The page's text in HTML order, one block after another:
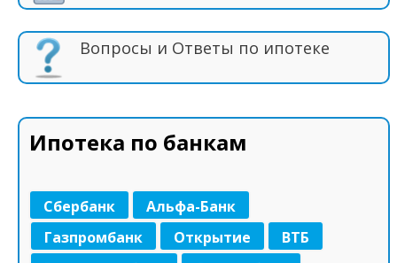
Вопросы и Ответы по ипотеке
Ипотека по банкам
Сбербанк
Альфа-Банк
Газпромбанк
Открытие
ВТБ